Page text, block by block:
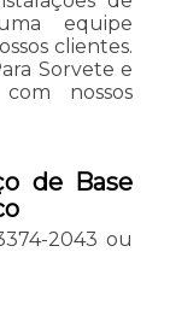
equipe
clientes.
Sorvete e
nossos
de Base
2043 ou